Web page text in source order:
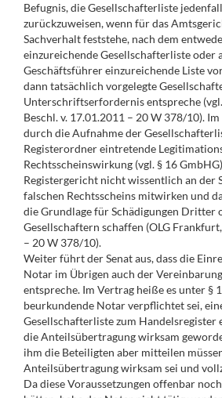
Befugnis, die Gesellschafterliste
zurückzuweisen, wenn für das
Sachverhalt feststehe, nach dem
einzureichende Gesellschafterliste oder
Geschäftsführer einzureichende Liste
dann tatsächlich vorgelegte
Unterschriftserfordernis entspreche
Beschl. v. 17.01.2011 – 20 W 378/10).
durch die Aufnahme der
Registerordner eintretende
Rechtsscheinswirkung (vgl. § 16
Registergericht nicht wissentlich an der
falschen Rechtsscheins mitwirken und
die Grundlage für Schädigungen Dritter
Gesellschaftern schaffen (OLG
– 20 W 378/10).
Weiter führt der Senat aus, dass die
Notar im Übrigen auch der
entspreche. Im Vertrag heiße es unter §
beurkundende Notar verpflichtet sei,
Gesellschafterliste zum Handelsregister
die Anteilsübertragung wirksam
ihm die Beteiligten aber mitteilen
Anteilsübertragung wirksam sei und
Da diese Voraussetzungen offenbar